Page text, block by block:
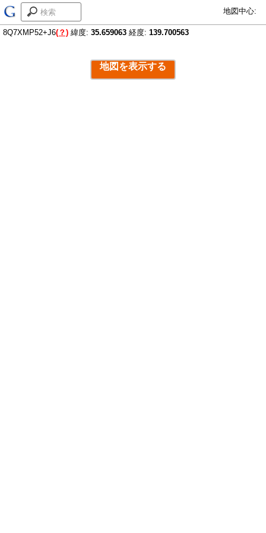
地図中心:
8Q7XMP52+J6(？) 緯度: 35.659063 経度: 139.700563
地図を表示する